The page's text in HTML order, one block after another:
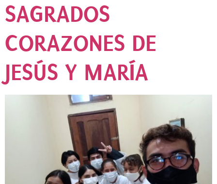
SAGRADOS
CORAZONES DE
JESÚS Y MARÍA